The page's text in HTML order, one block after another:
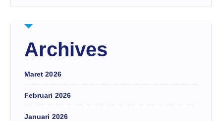
Archives
Maret 2026
Februari 2026
Januari 2026